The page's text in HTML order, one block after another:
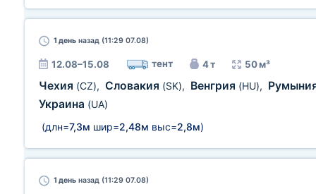
1 день назад (11:29 07.08)
12.08–15.08 тент 4 т 50 м³
Чехия (CZ), Словакия (SK), Венгрия (HU),
Украина (UA)
(длн=7,3м шир=2,48м выс=2,8м)
1 день назад (11:29 07.08)